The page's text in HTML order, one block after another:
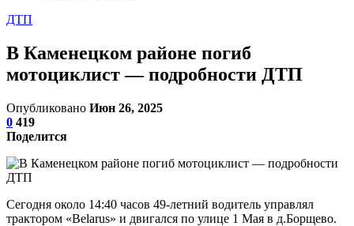
ДТП
В Каменецком районе погиб
мотоциклист — подробности ДТП
Опубликовано Июн 26, 2025
0 419
Поделится
Сегодня около 14:40 часов 49-летний водитель управлял
трактором «Belarus» и двигался по улице 1 Мая в д.Борщево.